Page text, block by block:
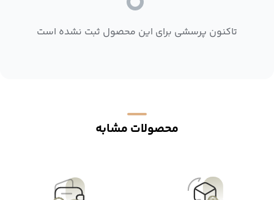
تاکنون پرسشی برای این محصول ثبت نشده است
محصولات مشابه